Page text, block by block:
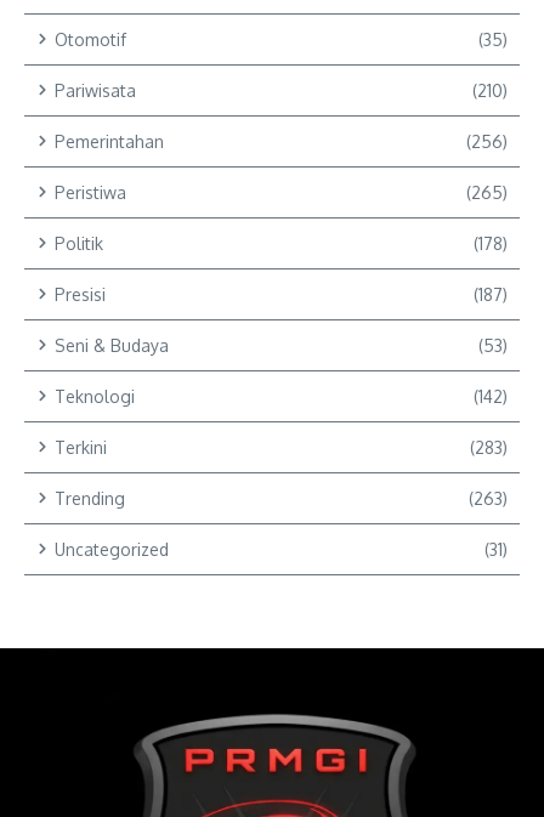
Otomotif (35)
Pariwisata (210)
Pemerintahan (256)
Peristiwa (265)
Politik (178)
Presisi (187)
Seni & Budaya (53)
Teknologi (142)
Terkini (283)
Trending (263)
Uncategorized (31)